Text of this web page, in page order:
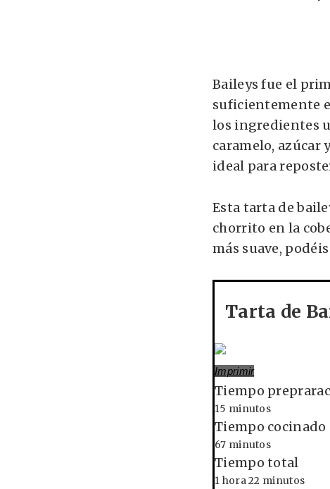
Baileys fue el
suficientemente
los ingredientes
caramelo, azúcar
ideal para
Esta tarta de
chorrito en la
más suave,
Tarta de
Imprimir
Tiempo
15 minutos
Tiempo cocinado
67 minutos
Tiempo total
1 hora 22 minutos